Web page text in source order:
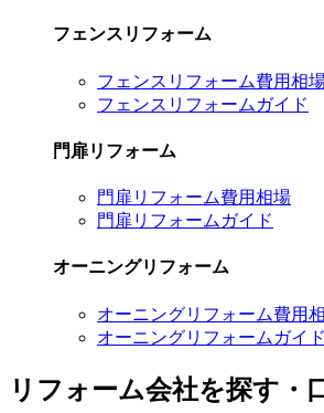
フェンスリフォーム
フェンスリフォーム費用相
フェンスリフォームガイド
門扉リフォーム
門扉リフォーム費用相場
門扉リフォームガイド
オーニングリフォーム
オーニングリフォーム費用
オーニングリフォームガイド
リフォーム会社を探す・